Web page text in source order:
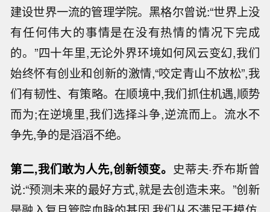
建设世界一流的管理学院。黑格尔曾说:“世界上没
有任何伟大的事情是在没有热情的情况下完成
的。”四十年里,无论外界环境如何风云变幻,我们
始终怀有创业和创新的激情,“咬定青山不放松”,我
们有韧性、有策略。在顺境中,我们抓住机遇,顺势
而为;在逆境里,我们选择斗争,逆流而上。流水不
争先,争的是滔滔不绝。
第二,我们敢为人先,创新领变。 史蒂夫·乔布斯曾
说:“预测未来的最好方式,就是去创造未来。”创新